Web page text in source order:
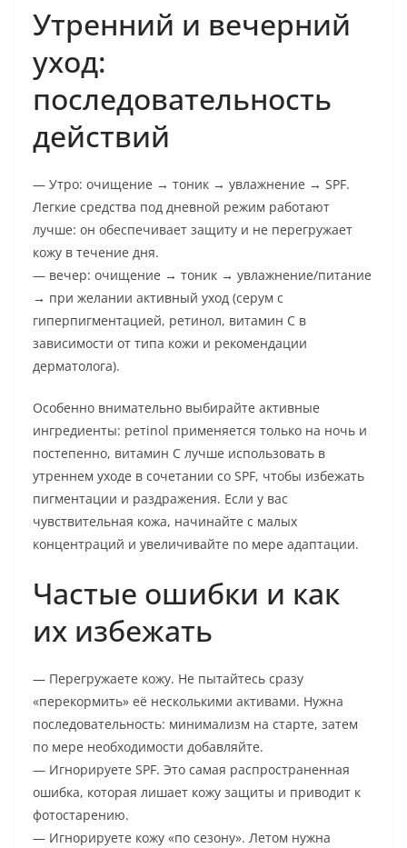
Утренний и вечерний
уход:
последовательность
действий
— Утро: очищение → тоник → увлажнение → SPF.
Легкие средства под дневной режим работают
лучше: он обеспечивает защиту и не перегружает
кожу в течение дня.
— вечер: очищение → тоник → увлажнение/питание
→ при желании активный уход (серум с
гиперпигментацией, ретинол, витамин С в
зависимости от типа кожи и рекомендации
дерматолога).
Особенно внимательно выбирайте активные
ингредиенты: ретinol применяется только на ночь и
постепенно, витамин C лучше использовать в
утреннем уходе в сочетании со SPF, чтобы избежать
пигментации и раздражения. Если у вас
чувствительная кожа, начинайте с малых
концентраций и увеличивайте по мере адаптации.
Частые ошибки и как
их избежать
— Перегружаете кожу. Не пытайтесь сразу
«перекормить» её несколькими активами. Нужна
последовательность: минимализм на старте, затем
по мере необходимости добавляйте.
— Игнорируете SPF. Это самая распространенная
ошибка, которая лишает кожу защиты и приводит к
фотостарению.
— Игнорируете кожу «по сезону». Летом нужна